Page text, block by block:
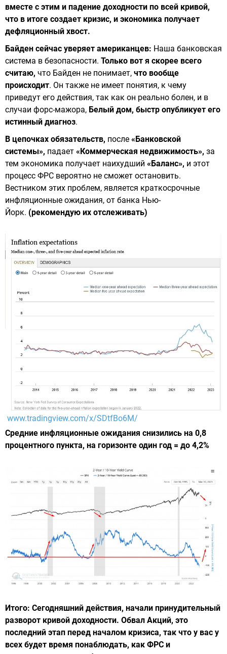
вместе с этим и падение доходности по всей кривой,
что в итоге создает кризис, и экономика получает
дефляционный хвост.
Байден сейчас уверяет американцев: Наша банковская
система в безопасности. Только вот я скорее всего
считаю, что Байден не понимает, что вообще
происходит. Он также не имеет понятия, к чему
приведут его действия, так как он реально болен, и в
случаи форс-мажора, Белый дом, быстр опубликует его
истинный диагноз.
В цепочках обязательств, после «Банковской
системы», падает «Коммерческая недвижимость», за
тем экономика получает наихудший «Баланс», и этот
процесс ФРС вероятно не сможет остановить.
Вестником этих проблем, является краткосрочные
инфляционные ожидания, от банка Нью-
Йорк. (рекомендую их отслеживать)
www.tradingview.com/x/SDtfBo6M/
Средние инфляционные ожидания снизились на 0,8
процентного пункта, на горизонте один год = до 4,2%
Итого: Сегодняшний действия, начали принудительный
разворот кривой доходности. Обвал Акций, это
последний этап перед началом кризиса, так что у вас у
всех будет время понаблюдать, как ФРС и